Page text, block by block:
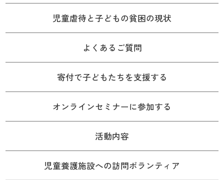
児童虐待と子どもの貧困の現状
よくあるご質問
寄付で子どもたちを支援する
オンラインセミナーに参加する
活動内容
児童養護施設への訪問ボランティア